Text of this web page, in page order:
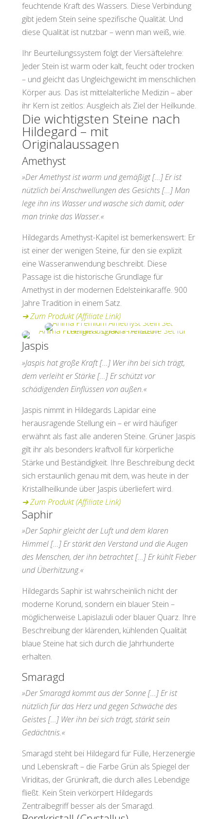
feuchtende Kraft des Wassers. Diese Verbindung
gibt jedem Stein seine spezifische Qualität. Und
diese Qualität ist nutzbar – wenn man weiß, wie.
Ihr Beurteilungssystem folgt der Viersäftelehre:
Jeder Stein ist warm oder kalt, feucht oder trocken
– und gleicht das Ungleichgewicht im menschlichen
Körper aus. Das ist mittelalterliche Medizin – aber
ihr Kern ist zeitlos: Ausgleich als Ziel der Heilkunde.
Die wichtigsten Steine nach
Hildegard – mit
Originalaussagen
Amethyst
»Der Amethyst ist warm und gemäßigt [...] Er ist
nützlich bei Anschwellungen des Gesichts [...] Man
lege ihn ins Wasser und wasche sich damit, oder
man trinke das Wasser.«
Hildegards Amethyst-Kapitel ist bemerkenswert: Er
ist einer der wenigen Steine, für den sie explizit
eine Wasseranwendung beschreibt. Diese
Passage ist die historische Grundlage für
Amethyst in der modernen Edelsteinkaraffe. 900
Jahre Tradition in einem Satz.
➔Zum Produkt (Affiliate Link)
Jaspis
»Jaspis hat große Kraft [...] Wer ihn bei sich trägt,
dem verleiht er Stärke [...] Er schützt vor
schädigenden Einflüssen von außen.«
Jaspis nimmt in Hildegards Lapidar eine
herausragende Stellung ein – er wird häufiger
erwähnt als fast alle anderen Steine. Grüner Jaspis
gilt ihr als besonders kraftvoll für körperliche
Stärke und Beständigkeit. Ihre Beschreibung deckt
sich erstaunlich genau mit dem, was heute in der
Kristallheilkunde über Jaspis überliefert wird.
➔Zum Produkt (Affiliate Link)
Saphir
»Der Saphir gleicht der Luft und dem klaren
Himmel [...] Er stärkt den Verstand und die Augen
des Menschen, der ihn betrachtet [...] Er kühlt Fieber
und Überhitzung.«
Hildegards Saphir ist wahrscheinlich nicht der
moderne Korund, sondern ein blauer Stein –
möglicherweise Lapislazuli oder blauer Quarz. Ihre
Beschreibung der klärenden, kühlenden Qualität
blaue Steine hat sich durch die Jahrhunderte
erhalten.
Smaragd
»Der Smaragd kommt aus der Sonne [...] Er ist
nützlich für das Herz und gegen Schwäche des
Geistes [...] Wer ihn bei sich trägt, stärkt sein
Gedächtnis.«
Smaragd steht bei Hildegard für Fülle, Herzenergie
und Lebenskraft – die Farbe Grün als Spiegel der
Viriditas, der Grünkraft, die durch alles Lebendige
fließt. Kein Stein verkörpert Hildegards
Zentralbegriff besser als der Smaragd.